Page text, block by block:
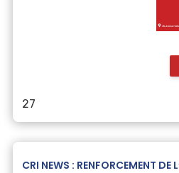
27
CRI NEWS : RENFORCEMENT DE